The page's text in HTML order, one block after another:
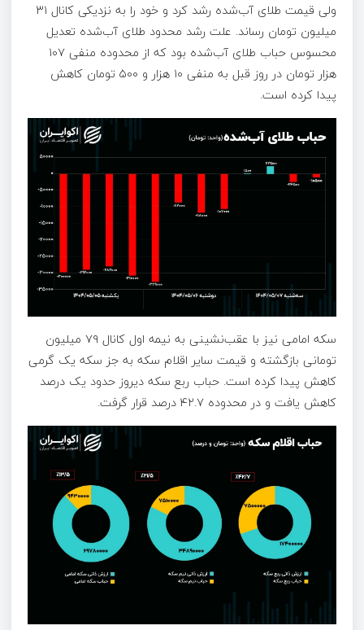
ولی قیمت طلای آب‌شده رشد کرد و خود را به نزدیکی‌ کانال ۳۱
میلیون تومان رساند. علت رشد محدود طلای آب‌شده تعدیل
محسوس حباب طلای آب‌شده بود که از محدوده منفی ۱۰۷
هزار تومان در روز قبل به منفی ۱۰ هزار و ۵۰۰ تومان کاهش
پیدا کرده است.
سکه امامی نیز با عقب‌نشینی به نیمه اول کانال ۷۹ میلیون
تومانی بازگشته و قیمت سایر اقلام سکه به جز سکه یک گرمی
کاهش پیدا کرده است. حباب ربع سکه دیروز‌ حدود یک درصد
کاهش یافت و در محدوده ۴۲.۷ درصد قرار گرفت.